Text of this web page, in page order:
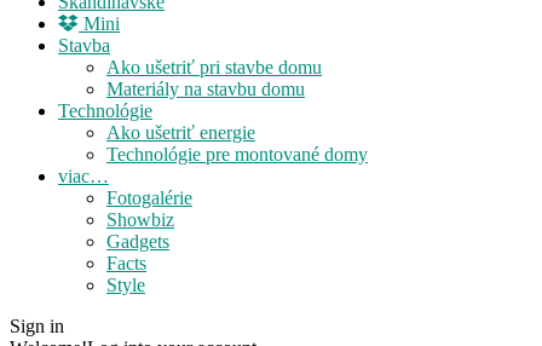
Mini
Stavba
Ako ušetriť pri stavbe domu
Materiály na stavbu domu
Technológie
Ako ušetriť energie
Technológie pre montované domy
viac…
Fotogalérie
Showbiz
Gadgets
Facts
Style
Sign in